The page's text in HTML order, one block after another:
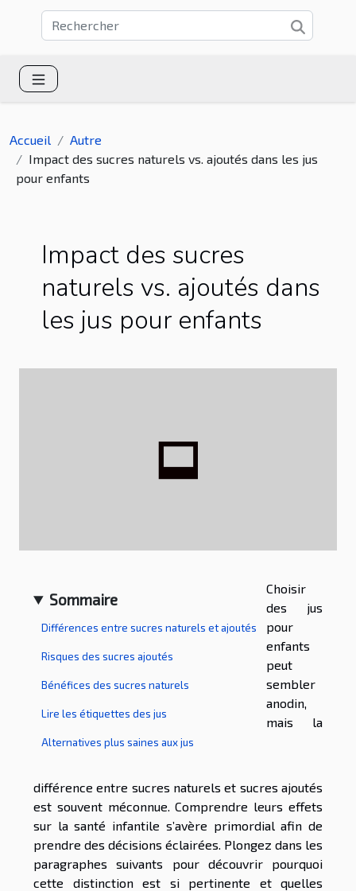
Accueil
Autre
Impact des sucres naturels vs. ajoutés dans les jus
pour enfants
Impact des sucres
naturels vs. ajoutés dans
les jus pour enfants
Sommaire
Différences entre sucres naturels et ajoutés
Risques des sucres ajoutés
Bénéfices des sucres naturels
Lire les étiquettes des jus
Alternatives plus saines aux jus
Choisir
des jus
pour
enfants
peut
sembler
anodin,
mais la
différence entre sucres naturels et sucres ajoutés
est souvent méconnue. Comprendre leurs effets
sur la santé infantile s’avère primordial afin de
prendre des décisions éclairées. Plongez dans les
paragraphes suivants pour découvrir pourquoi
cette distinction est si pertinente et quelles